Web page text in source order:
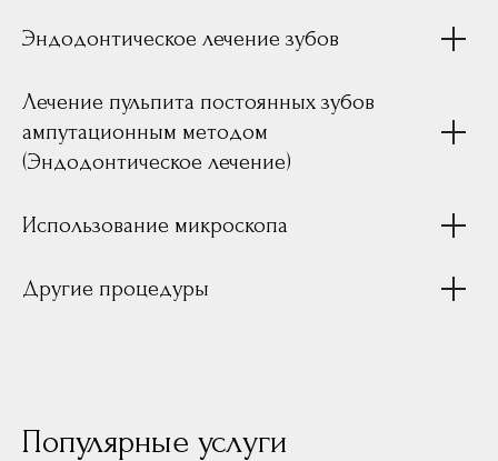
Эндодонтическое лечение зубов
Лечение пульпита постоянных зубов
ампутационным методом
(Эндодонтическое лечение)
Использование микроскопа
Другие процедуры
Популярные услуги